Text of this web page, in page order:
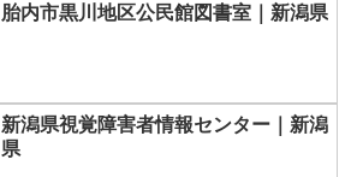
胎内市黒川地区公民館図書室｜新潟県
新潟県視覚障害者情報センター｜新潟
県